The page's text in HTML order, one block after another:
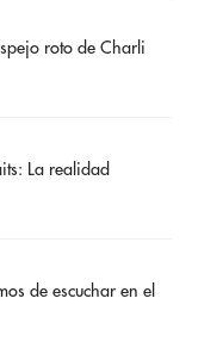
roto de Charli
La realidad
de escuchar en el